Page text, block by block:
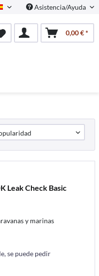
Spanisch Asistencia/Ayuda
0,00 € *
Leak Check Basic
y marinas
se puede pedir